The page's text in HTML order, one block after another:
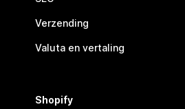
Verzending
Valuta en vertaling
Shopify